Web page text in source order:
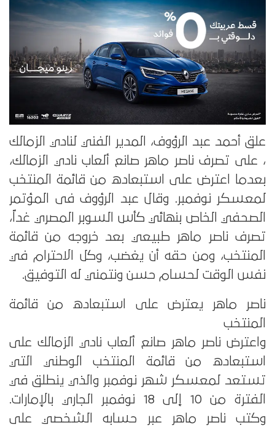
علق أحمد عبد الرؤوف، المدير الفني لنادي الزمالك
، على تصرف ناصر ماهر صانع ألعاب نادي الزمالك،
بعدما اعترض على استبعاده من قائمة المنتخب
لمعسكر نوفمبر. وقال عبد الرؤوف فى المؤتمر
الصحفي الخاص بنهائي كأس السوبر المصري غداً،
تصرف ناصر ماهر طبيعي بعد خروجه من قائمة
المنتخب، ومن حقه أن يغضب، وكل الاحترام في
نفس الوقت لحسام حسن ونتمني له التوفيق.
ناصر ماهر يعترض على استبعاده من قائمة
المنتخب
واعترض ناصر ماهر صانع ألعاب نادي الزمالك على
استبعاده من قائمة المنتخب الوطني التي
تستعد لمعسكر شهر نوفمبر والذي ينطلق في
الفترة من 10 إلى 18 نوفمبر الجاري بالإمارات.
وكتب ناصر ماهر عبر حسابه الشخصي على